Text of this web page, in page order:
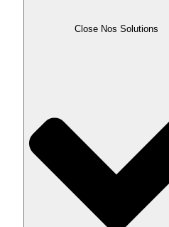
Close Nos Solutions